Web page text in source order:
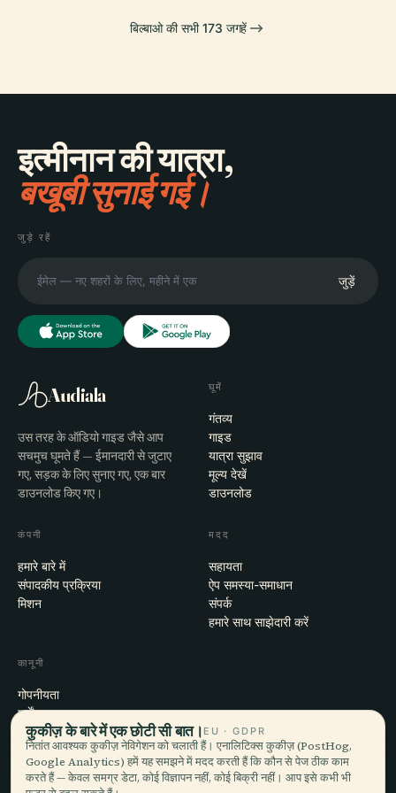
बिल्बाओ की सभी 173 जगहें
इत्मीनान की यात्रा,
बखूबी सुनाई गई।
जुड़े रहें
जुड़ें
Audiala
उस तरह के ऑडियो गाइड जैसे आप
सचमुच घूमते हैं — ईमानदारी से जुटाए
गए, सड़क के लिए सुनाए गए, एक बार
डाउनलोड किए गए।
घूमें
गंतव्य
गाइड
यात्रा सुझाव
मूल्य देखें
डाउनलोड
कंपनी
हमारे बारे में
संपादकीय प्रक्रिया
मिशन
मदद
सहायता
ऐप समस्या-समाधान
संपर्क
हमारे साथ साझेदारी करें
कानूनी
गोपनीयता
शर्तें
कुकी सेटिंग्स
खाता हटाएँ
कुकीज़ के बारे में एक छोटी सी बात। EU · GDPR
नितांत आवश्यक कुकीज़ नेविगेशन को चलाती हैं। एनालिटिक्स कुकीज़ (PostHog,
Google Analytics) हमें यह समझने में मदद करती हैं कि कौन से पेज ठीक काम
करते हैं — केवल समग्र डेटा, कोई विज्ञापन नहीं, कोई बिक्री नहीं। आप इसे कभी भी